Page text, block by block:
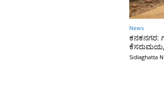
News
ಕನಕನಗರ:
Sidlaghatta